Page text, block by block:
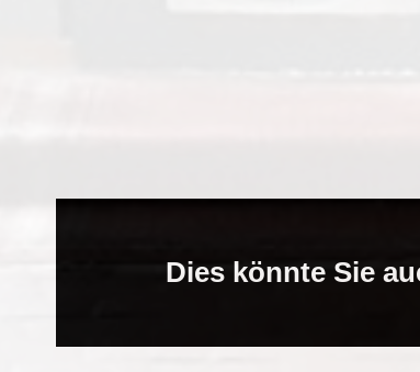
Dies könnte Sie